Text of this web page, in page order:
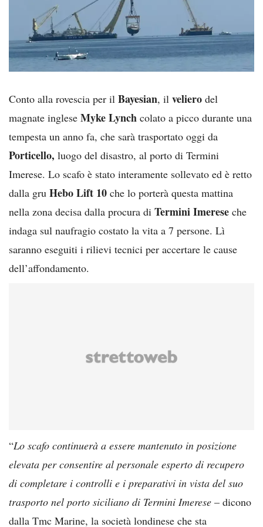
Conto alla rovescia per il Bayesian, il veliero del
magnate inglese Myke Lynch colato a picco durante una
tempesta un anno fa, che sarà trasportato oggi da
Porticello, luogo del disastro, al porto di Termini
Imerese. Lo scafo è stato interamente sollevato ed è retto
dalla gru Hebo Lift 10 che lo porterà questa mattina
nella zona decisa dalla procura di Termini Imerese che
indaga sul naufragio costato la vita a 7 persone. Lì
saranno eseguiti i rilievi tecnici per accertare le cause
dell’affondamento.
“Lo scafo continuerà a essere mantenuto in posizione
elevata per consentire al personale esperto di recupero
di completare i controlli e i preparativi in vista del suo
trasporto nel porto siciliano di Termini Imerese – dicono
dalla Tmc Marine, la società londinese che sta